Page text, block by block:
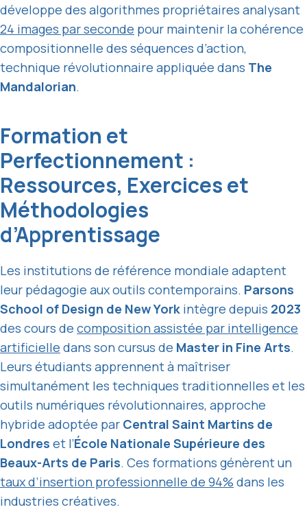
développe des algorithmes propriétaires analysant
24 images par seconde pour maintenir la cohérence
compositionnelle des séquences d’action,
technique révolutionnaire appliquée dans The
Mandalorian.
Formation et
Perfectionnement :
Ressources, Exercices et
Méthodologies
d’Apprentissage
Les institutions de référence mondiale adaptent
leur pédagogie aux outils contemporains. Parsons
School of Design de New York intègre depuis 2023
des cours de composition assistée par intelligence
artificielle dans son cursus de Master in Fine Arts.
Leurs étudiants apprennent à maîtriser
simultanément les techniques traditionnelles et les
outils numériques révolutionnaires, approche
hybride adoptée par Central Saint Martins de
Londres et l’École Nationale Supérieure des
Beaux-Arts de Paris. Ces formations génèrent un
taux d’insertion professionnelle de 94% dans les
industries créatives.